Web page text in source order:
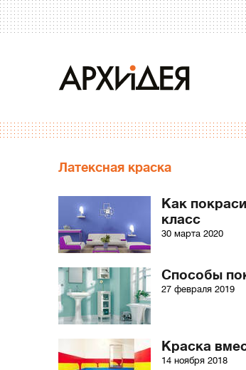
Латексная краска
Как
класс
30 марта 2020
Способы
27 февраля 2019
Краска
14 ноября 2018